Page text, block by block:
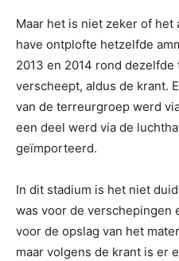
Maar het is niet zeker of het
have ontplofte hetzelfde
2013 en 2014 rond
verscheept, aldus de krant.
van de terreurgroep werd
een deel werd via de
geïmporteerd.
In dit stadium is het niet
was voor de verschepingen
voor de opslag van het
maar volgens de krant is er